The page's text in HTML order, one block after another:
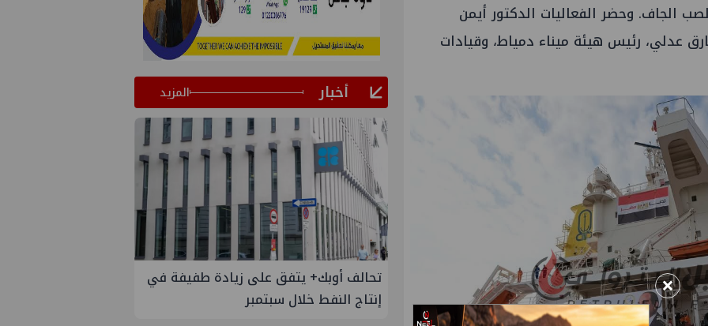
الجاف. وحضر الفعاليات الدكتور أيمن
عدلي، رئيس هيئة ميناء دمياط، وقيادات
أخبار المزيد
تحالف أوبك+ يتفق على زيادة طفيفة في
إنتاج النفط خلال سبتمبر
إسدال الستار على النسخة الثانية من
"منتدى مصر للطاقة والصناعة 2026" بنجاح
×